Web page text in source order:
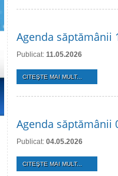
Agenda săptămânii
Publicat: 11.05.2026
CITEŞTE MAI MULT...
Agenda săptămânii
Publicat: 04.05.2026
CITEŞTE MAI MULT...